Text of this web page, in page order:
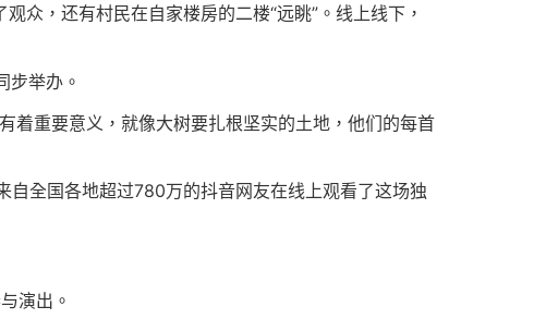
众，还有村民在自家楼房的二楼“远眺”。线上线下，
步举办。
着重要意义，就像大树要扎根坚实的土地，他们的每首
自全国各地超过780万的抖音网友在线上观看了这场独
演出。